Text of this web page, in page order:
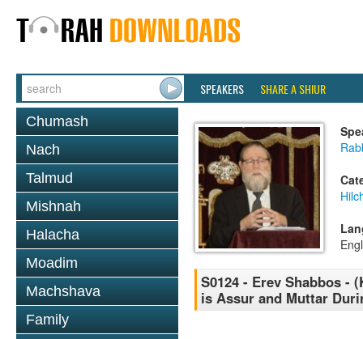
SPEAKERS SHARE A SHIUR
Chumash
Nach
Talmud
Mishnah
Halacha
Moadim
Machshava
Family
S0124 - Erev Shabbos -
is Assur and Muttar